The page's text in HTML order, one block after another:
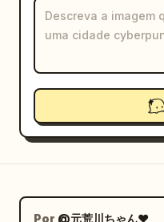
Atualizações
Por @元荒川ちゃん❤